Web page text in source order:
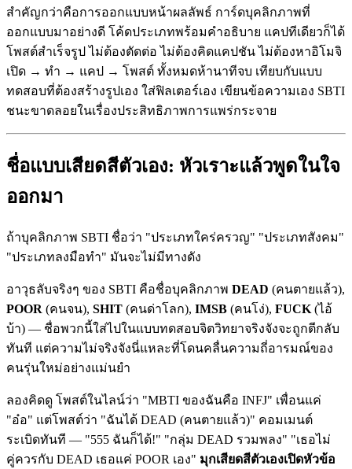
สำคัญกว่าคือการออกแบบหน้าผลลัพธ์ การ์ดบุคลิกภาพที่
ออกแบบมาอย่างดี โค้ดประเภทพร้อมคำอธิบาย แคปทีเดียวก็ได้
โพสต์สำเร็จรูป ไม่ต้องตัดต่อ ไม่ต้องคิดแคปชัน ไม่ต้องหาอิโมจิ
เปิด → ทำ → แคป → โพสต์ ทั้งหมดห้านาทีจบ เทียบกับแบบ
ทดสอบที่ต้องสร้างรูปเอง ใส่ฟิลเตอร์เอง เขียนข้อความเอง SBTI
ชนะขาดลอยในเรื่องประสิทธิภาพการแพร่กระจาย
ชื่อแบบเสียดสีตัวเอง: หัวเราะแล้วพูดในใจ
ออกมา
ถ้าบุคลิกภาพ SBTI ชื่อว่า "ประเภทใคร่ครวญ" "ประเภทสังคม"
"ประเภทลงมือทำ" มันจะไม่มีทางดัง
อาวุธลับจริงๆ ของ SBTI คือชื่อบุคลิกภาพ DEAD (คนตายแล้ว),
POOR (คนจน), SHIT (คนด่าโลก), IMSB (คนโง่), FUCK (ไอ้
บ้า) — ชื่อพวกนี้ใส่ไปในแบบทดสอบจิตวิทยาจริงจังจะถูกตีกลับ
ทันที แต่ความไม่จริงจังนี่แหละที่โดนคลื่นความถี่อารมณ์ของ
คนรุ่นใหม่อย่างแม่นยำ
ลองคิดดู โพสต์ในไลน์ว่า "MBTI ของฉันคือ INFJ" เพื่อนแค่
"อ๋อ" แต่โพสต์ว่า "ฉันได้ DEAD (คนตายแล้ว)" คอมเมนต์
ระเบิดทันที — "555 ฉันก็ได้!" "กลุ่ม DEAD รวมพลง" "เธอไม่
คู่ควรกับ DEAD เธอแค่ POOR เอง" มุกเสียดสีตัวเองเปิดหัวข้อ